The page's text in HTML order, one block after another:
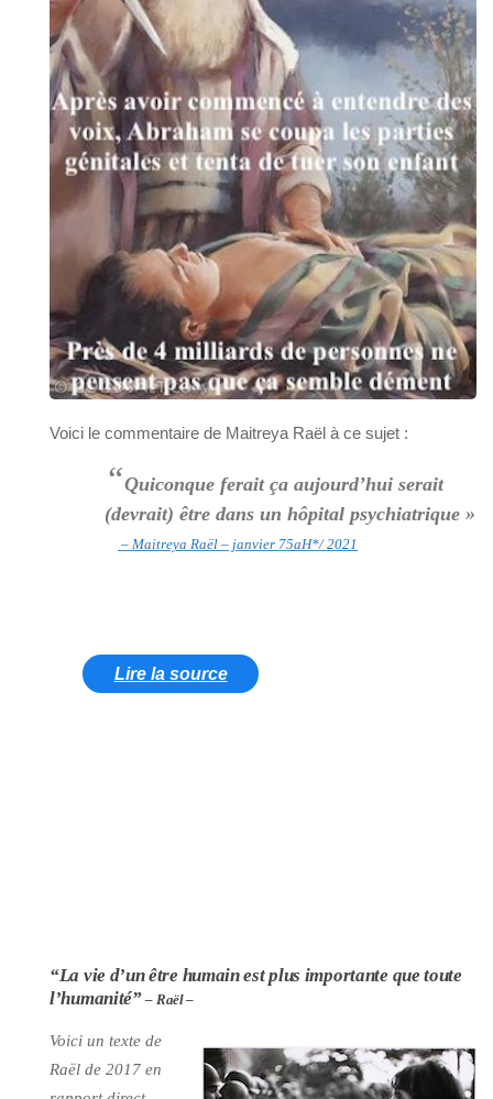
Voici le commentaire de Maitreya Raël à ce sujet :
“Quiconque ferait ça aujourd’hui serait
(devrait) être dans un hôpital psychiatrique »
– Maitreya Raël – janvier 75aH*/ 2021
Lire la source
“La vie d’un être humain est plus importante que toute
l’humanité” – Raël –
Voici un texte de
Raël de 2017 en